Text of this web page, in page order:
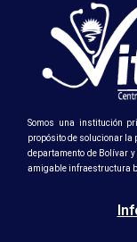
Somos una institución
propósito de solucionar la
departamento de Bolívar
amigable infraestructura